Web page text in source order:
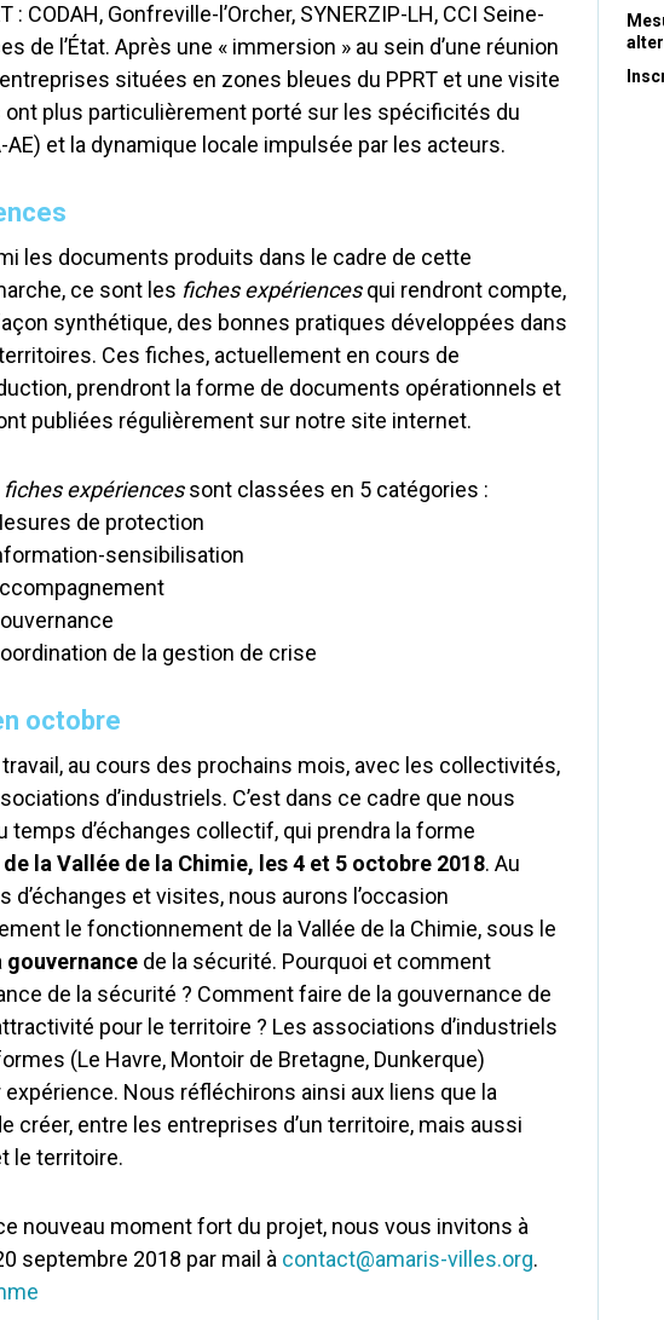
: CODAH, Gonfreville-l’Orcher, SYNERZIP-LH, CCI Seine-
de l’État. Après une « immersion » au sein d’une réunion
situées en zones bleues du PPRT et une visite
ont plus particulièrement porté sur les spécificités du
AE) et la dynamique locale impulsée par les acteurs.
les documents produits dans le cadre de cette
ce sont les fiches expériencesqui rendront compte,
synthétique, des bonnes pratiques développées dans
Ces fiches, actuellement en cours de
prendront la forme de documents opérationnels et
publiées régulièrement sur notre site internet.
fiches expériencessont classées en 5 catégories :
de protection
sensibilisation
de la gestion de crise
octobre
au cours des prochains mois, avec les collectivités,
d’industriels. C’est dans ce cadre que nous
temps d’échanges collectif, qui prendra la forme
de la Vallée de la Chimie, les 4 et 5 octobre 2018. Au
d’échanges et visites, nous aurons l’occasion
le fonctionnement de la Vallée de la Chimie, sous le
gouvernance de la sécurité. Pourquoi et comment
de la sécurité ? Comment faire de la gouvernance de
pour le territoire ? Les associations d’industriels
(Le Havre, Montoir de Bretagne, Dunkerque)
Nous réfléchirons ainsi aux liens que la
créer, entre les entreprises d’un territoire, mais aussi
le territoire.
nouveau moment fort du projet, nous vous invitons à
septembre 2018 par mail à contact@amaris-villes.org.